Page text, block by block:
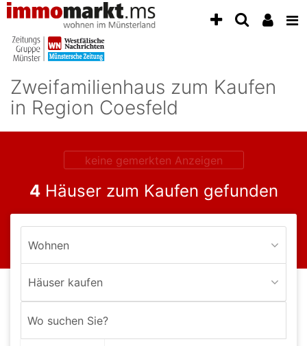
Accessibility
aktivieren
zur
zum
Inhalt
zum
Zweifamilienhaus zum Kaufen
in Region Coesfeld
keine gemerkten Anzeigen
4Häuser zum Kaufen gefunden
Wohnen
Häuser kaufen